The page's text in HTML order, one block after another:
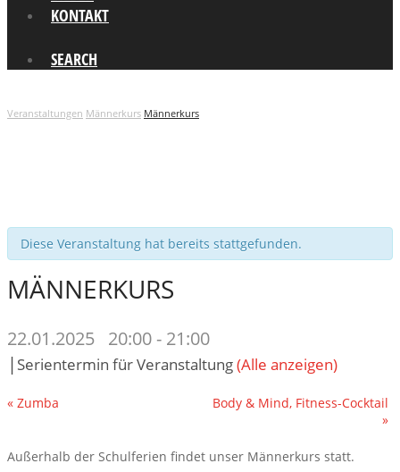
KONTAKT
SEARCH
Veranstaltungen Männerkurs Männerkurs
Diese Veranstaltung hat bereits stattgefunden.
MÄNNERKURS
22.01.2025 20:00 - 21:00
| Serientermin für Veranstaltung(Alle anzeigen)
VERANSTALTUNG
« Zumba
Body & Mind, Fitness-Cocktail
»
Außerhalb der Schulferien findet unser Männerkurs statt.